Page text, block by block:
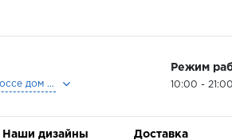
Москва, Ленинградское шоссе дом 25, Торговый Центр Family Room, 2-ой этаж, Магазин Керамический Бум.
Режим
10:00 - 21:00
Наши дизайны Доставка